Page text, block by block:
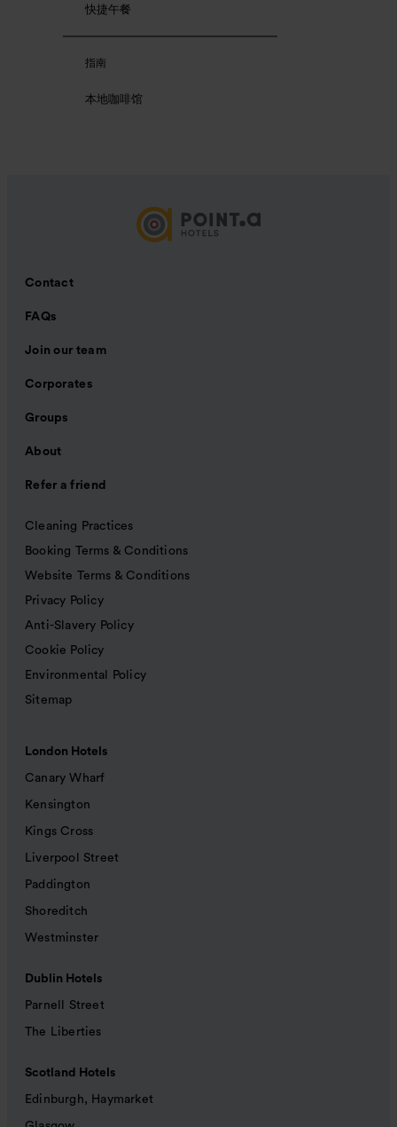
快捷午餐
指南
本地咖啡馆
Contact
FAQs
Join our team
Corporates
Groups
About
Refer a friend
Cleaning Practices
Booking Terms & Conditions
Website Terms & Conditions
Privacy Policy
Anti-Slavery Policy
Cookie Policy
Environmental Policy
Sitemap
London Hotels
Canary Wharf
Kensington
Kings Cross
Liverpool Street
Paddington
Shoreditch
Westminster
Dublin Hotels
Parnell Street
The Liberties
Scotland Hotels
Edinburgh, Haymarket